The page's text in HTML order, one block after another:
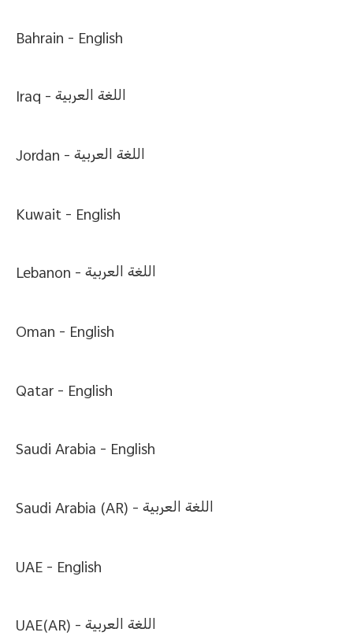
Bahrain - English
Iraq -اللغة العربية
Jordan -اللغة العربية
Kuwait - English
Lebanon -اللغة العربية
Oman - English
Qatar - English
Saudi Arabia - English
Saudi Arabia (AR) -اللغة العربية
UAE - English
UAE(AR) -اللغة العربية